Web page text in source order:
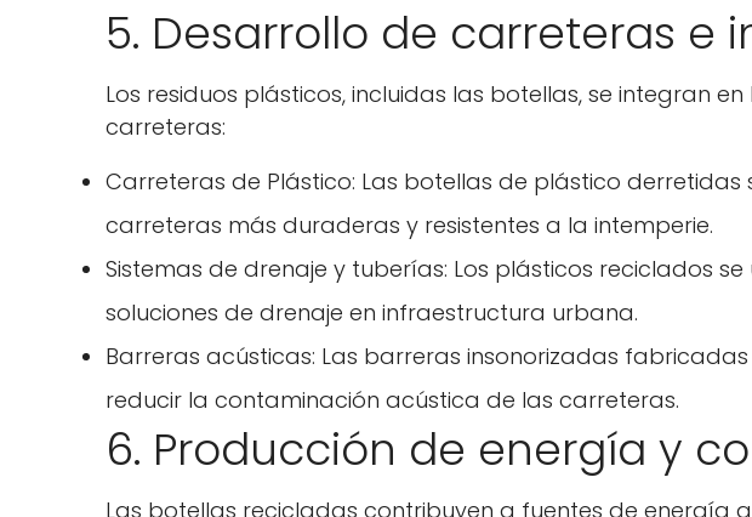
5. Desarrollo de carreteras e
Los residuos plásticos, incluidas las botellas, se integran
carreteras:
Carreteras de Plástico: Las botellas de plástico
carreteras más duraderas y resistentes a la intemperie.
Sistemas de drenaje y tuberías: Los plásticos reciclados
soluciones de drenaje en infraestructura urbana.
Barreras acústicas: Las barreras insonorizadas
reducir la contaminación acústica de las carreteras.
6. Producción de energía y
Las botellas recicladas contribuyen a fuentes de energía